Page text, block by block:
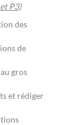
P3)
des
de
gros
et rédiger